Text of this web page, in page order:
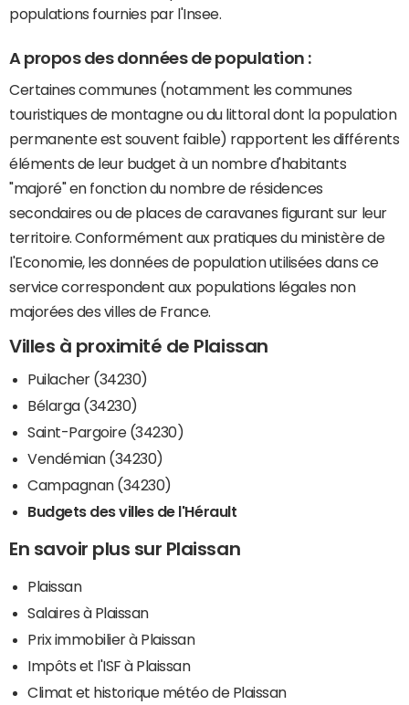
populations fournies par l'Insee.
A propos des données de population :
Certaines communes (notamment les communes
touristiques de montagne ou du littoral dont la population
permanente est souvent faible) rapportent les différents
éléments de leur budget à un nombre d'habitants
"majoré" en fonction du nombre de résidences
secondaires ou de places de caravanes figurant sur leur
territoire. Conformément aux pratiques du ministère de
l'Economie, les données de population utilisées dans ce
service correspondent aux populations légales non
majorées des villes de France.
Villes à proximité de Plaissan
Puilacher (34230)
Bélarga (34230)
Saint-Pargoire (34230)
Vendémian (34230)
Campagnan (34230)
Budgets des villes de l'Hérault
En savoir plus sur Plaissan
Plaissan
Salaires à Plaissan
Prix immobilier à Plaissan
Impôts et l'ISF à Plaissan
Climat et historique météo de Plaissan